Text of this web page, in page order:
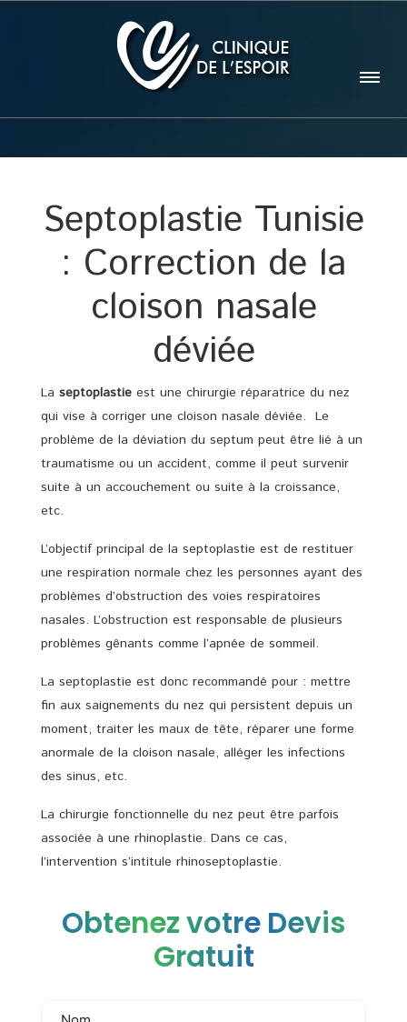
Septoplastie Tunisie
: Correction de la
cloison nasale
déviée
La septoplastie est une chirurgie réparatrice du nez
qui vise à corriger une cloison nasale déviée. Le
problème de la déviation du septum peut être lié à un
traumatisme ou un accident, comme il peut survenir
suite à un accouchement ou suite à la croissance,
etc.
L’objectif principal de la septoplastie est de restituer
une respiration normale chez les personnes ayant des
problèmes d’obstruction des voies respiratoires
nasales. L’obstruction est responsable de plusieurs
problèmes gênants comme l’apnée de sommeil.
La septoplastie est donc recommandé pour : mettre
fin aux saignements du nez qui persistent depuis un
moment, traiter les maux de tête, réparer une forme
anormale de la cloison nasale, alléger les infections
des sinus, etc.
La chirurgie fonctionnelle du nez peut être parfois
associée à une rhinoplastie. Dans ce cas,
l’intervention s’intitule rhinoseptoplastie.
Obtenez votre Devis
Gratuit